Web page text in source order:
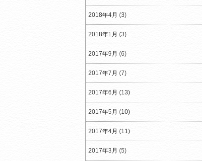
2018年4月 (3)
2018年1月 (3)
2017年9月 (6)
2017年7月 (7)
2017年6月 (13)
2017年5月 (10)
2017年4月 (11)
2017年3月 (5)